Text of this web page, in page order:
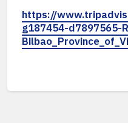
https://
g187454-d7897565-